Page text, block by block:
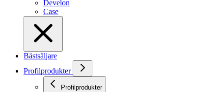
Develon
Case
Bästsäljare
Profilprodukter
Profilprodukter